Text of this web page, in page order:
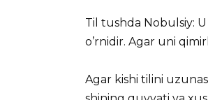
Til tushda Nobulsiy:
o’rnidir. Agar uni
Agar kishi tilini